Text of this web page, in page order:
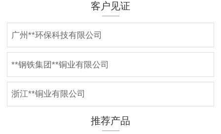
客户见证
广州**环保科技有限公司
**钢铁集团**铜业有限公司
浙江**铜业有限公司
推荐产品